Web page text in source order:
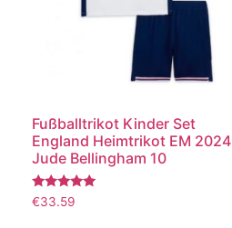
Fußballtrikot Kinder Set
England Heimtrikot EM 2024
Jude Bellingham 10
Bewertet
mit
€33.59